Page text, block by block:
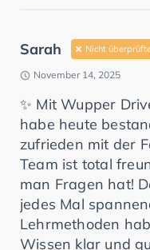
Sarah Nicht
November 14, 2025
✨ Mit Wupper
habe heute
zufrieden mit der
Team ist total
man Fragen hat!
jedes Mal
Lehrmethoden
Wissen klar und